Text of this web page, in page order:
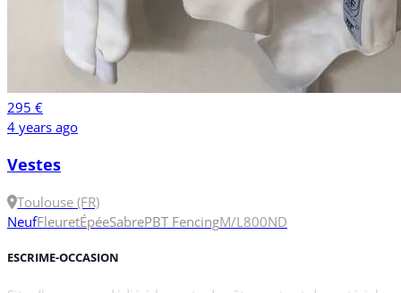
295 €
4 years ago
Vestes
Toulouse (FR)
NeufFleuretÉpéeSabrePBT FencingM/L 800ND
ESCRIME-OCCASION